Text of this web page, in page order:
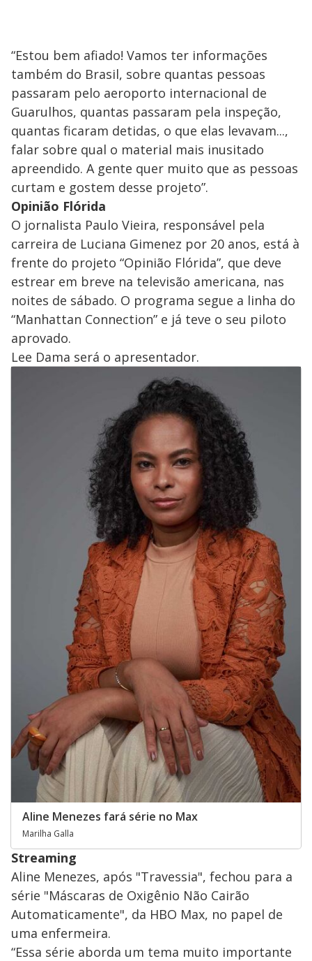
“Estou bem afiado! Vamos ter informações
também do Brasil, sobre quantas pessoas
passaram pelo aeroporto internacional de
Guarulhos, quantas passaram pela inspeção,
quantas ficaram detidas, o que elas levavam...,
falar sobre qual o material mais inusitado
apreendido. A gente quer muito que as pessoas
curtam e gostem desse projeto”.
Opinião Flórida
O jornalista Paulo Vieira, responsável pela
carreira de Luciana Gimenez por 20 anos, está à
frente do projeto “Opinião Flórida”, que deve
estrear em breve na televisão americana, nas
noites de sábado. O programa segue a linha do
“Manhattan Connection” e já teve o seu piloto
aprovado.
Lee Dama será o apresentador.
Aline Menezes fará série no Max
Marilha Galla
Streaming
Aline Menezes, após "Travessia", fechou para a
série "Máscaras de Oxigênio Não Cairão
Automaticamente", da HBO Max, no papel de
uma enfermeira.
“Essa série aborda um tema muito importante